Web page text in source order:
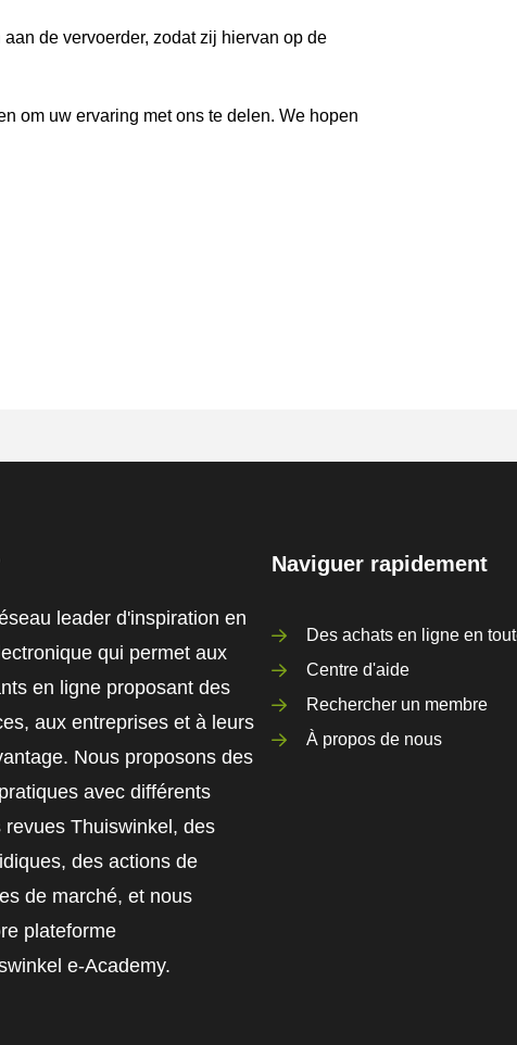
de vervoerder, zodat zij hiervan op de
om uw ervaring met ons te delen. We hopen
leader d'inspiration en
qui permet aux
en ligne proposant des
aux entreprises et à leurs
Nous proposons des
avec différents
Thuiswinkel, des
des actions de
de marché, et nous
plateforme
e-Academy.
Naviguer rapidement
Des achats en ligne en
Centre d'aide
Rechercher un membre
À propos de nous